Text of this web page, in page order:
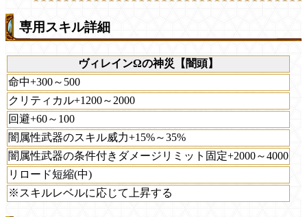
専用スキル詳細
ヴィレインΩの神災【闇頭】
命中+300～500
クリティカル+1200～2000
回避+60～100
闇属性武器のスキル威力+15%～35%
闇属性武器の条件付きダメージリミット固定+2000～4000
リロード短縮(中)
※スキルレベルに応じて上昇する